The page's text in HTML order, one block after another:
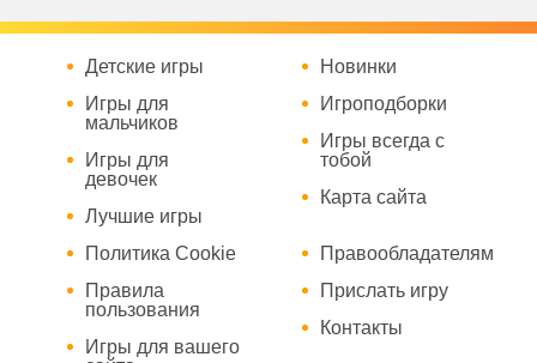
Детские игры
Игры для
мальчиков
Игры для
девочек
Лучшие игры
Новинки
Игроподборки
Игры всегда с
тобой
Карта сайта
Политика Cookie
Правила
пользования
Игры для вашего
Правообладателям
Прислать игру
Контакты